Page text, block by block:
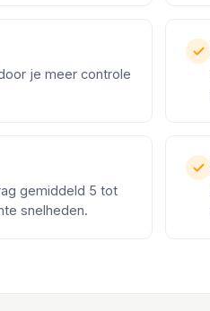
je meer controle
gemiddeld 5 tot
snelheden.